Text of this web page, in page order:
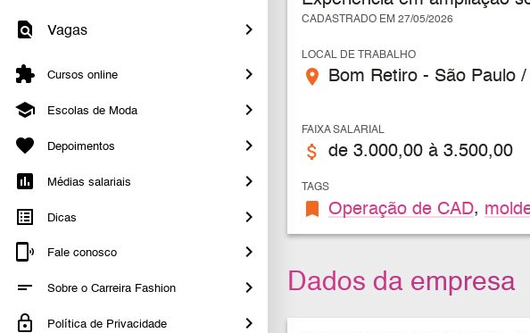
Vagas
Cursos online
Escolas de Moda
Depoimentos
Médias salariais
Dicas
Fale conosco
Sobre o Carreira Fashion
Política de Privacidade
CADASTRADO EM 27/05/2026
LOCAL DE TRABALHO
place Bom Retiro - São Paulo /
FAIXA SALARIAL
attach_money de 3.000,00 à 3.500,00
TAGS
bookmark Operação de CAD,
Dados da empresa